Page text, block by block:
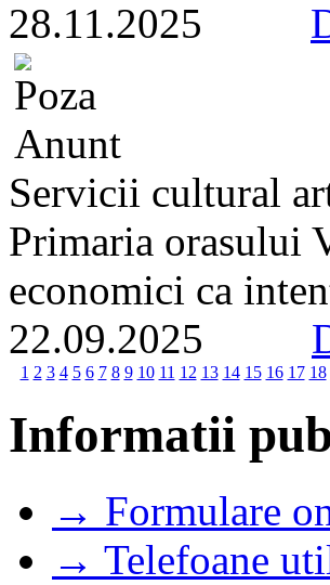
28.11.2025
Servicii cultural
Primaria orasului
economici ca
22.09.2025
1 2 3 4 5 6 7 8 9 10 11 12 13 14 15 16 17 18
Informatii
→ Formulare
→ Telefoane